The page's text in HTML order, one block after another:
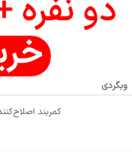
وبگردی
کمربند